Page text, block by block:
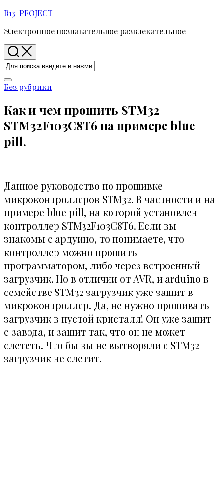
Перейти
содержанию
R13-PROJECT
Электронное познавательное развлекательное
Без рубрики
Как и чем прошить STM32
STM32F103C8T6 на примере blue
pill.
Данное руководство по прошивке
микроконтроллеров STM32. В частности и на
примере blue pill, на которой установлен
контроллер STM32F103C8T6. Если вы
знакомы с ардуино, то понимаете, что
контроллер можно прошить
программатором, либо через встроенный
загрузчик. Но в отличии от AVR, и arduino в
семействе STM32 загрузчик уже зашит в
микроконтроллер. Да, не нужно прошивать
загрузчик в пустой кристалл! Он уже зашит
с завода, и зашит так, что он не может
слететь. Что бы вы не вытворяли с STM32
загрузчик не слетит.